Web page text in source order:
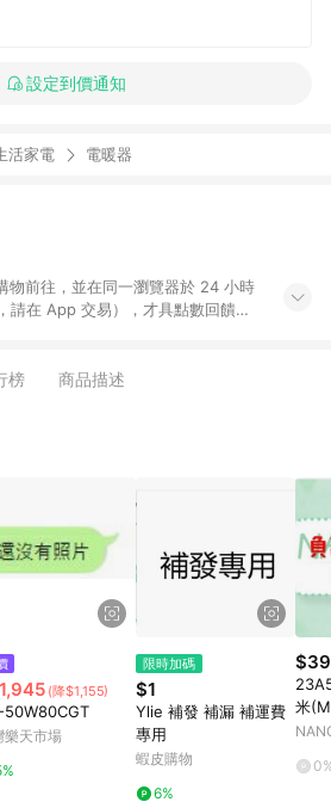
設定到價通知
活家電 電暖器
請在 App 交易），才具點數回饋資
天後發
布 / 橋樑書 / 中高年級推薦書單 /
鱸魚精 / 美妝保養 / 居家防護 / 暢銷
集合 / 地墊&圍欄 / 外文&英文童書 /
珍珠&果乾&糖果 / 兒童耳機&耳麥 /
歲推薦書單 / 箱購專區 / 寶可夢
廚房家電 / 蔬果汁&奶粉 / 體能玩具 /
榜 商品描述
(降$1,155)
50W80CGT
樂天市場
限時加碼
$1
Ylie 補發 補漏 補運費
專用
蝦皮購物
6%
米